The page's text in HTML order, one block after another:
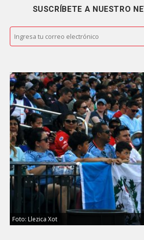
SUSCRÍBETE A NUESTRO
Foto: Llezica Xot